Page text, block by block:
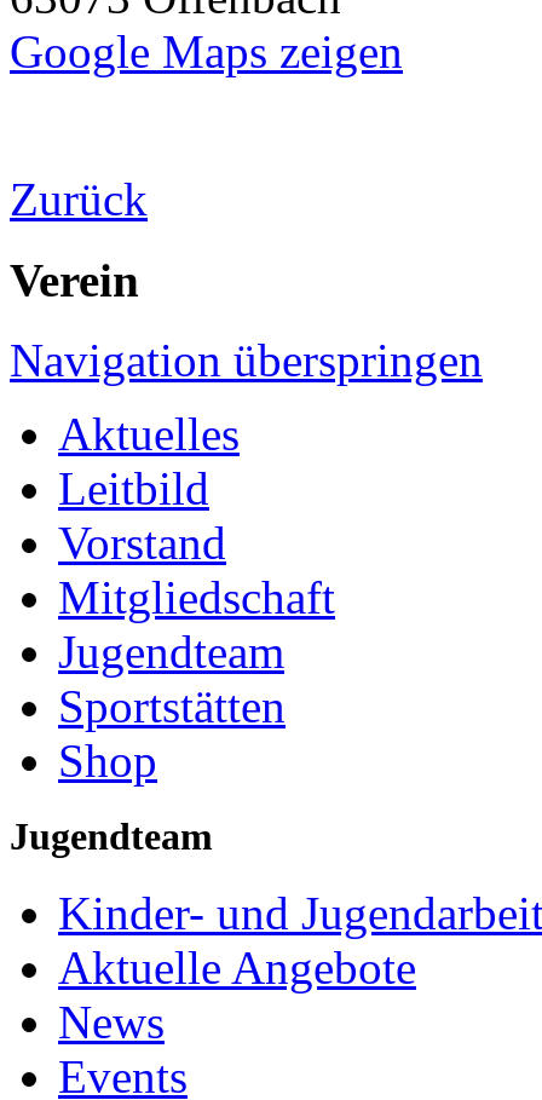
Google Maps zeigen
Zurück
Verein
Navigation überspringen
Aktuelles
Leitbild
Vorstand
Mitgliedschaft
Jugendteam
Sportstätten
Shop
Jugendteam
Kinder- und
Aktuelle Angebote
News
Events